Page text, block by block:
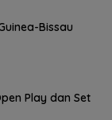
Bissau
Play dan Set